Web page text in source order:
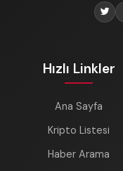
Hızlı Linkler
Ana Sayfa
Kripto Listesi
Haber Arama